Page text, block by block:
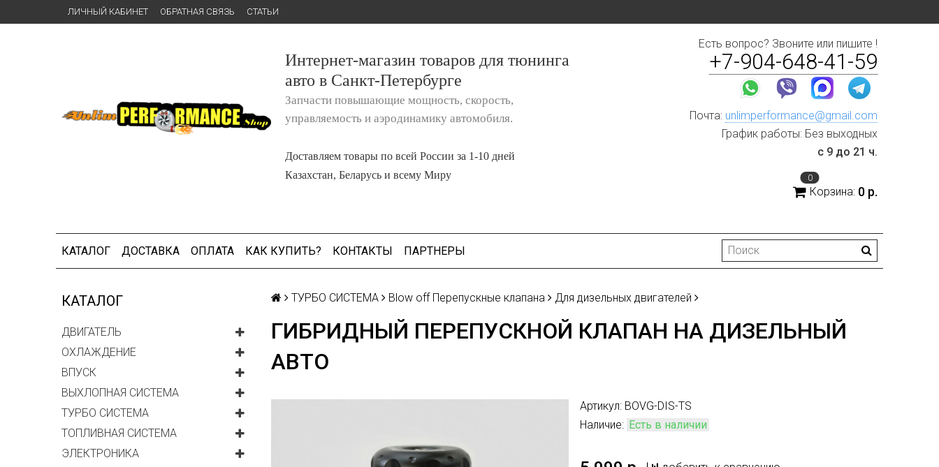
ЛИЧНЫЙ КАБИНЕТ ОБРАТНАЯ СВЯЗЬ СТАТЬИ
Интернет-магазин товаров для тюнинга
авто в Санкт-Петербурге
Запчасти повышающие мощность, скорость,
управляемость и аэродинамику автомобиля.
Доставляем товары по всей России за 1-10 дней
Казахстан, Беларусь и всему Миру
Есть вопрос? Звоните или пишите !
+7-904-648-41-59
Почта: unlimperformance@gmail.com
График работы: Без выходных
с 9 до 21 ч.
0
Корзина: 0 р.
КАТАЛОГ ДОСТАВКА ОПЛАТА КАК КУПИТЬ? КОНТАКТЫ ПАРТНЕРЫ
КАТАЛОГ
ДВИГАТЕЛЬ
ОХЛАЖДЕНИЕ
ВПУСК
ВЫХЛОПНАЯ СИСТЕМА
ТУРБО СИСТЕМА
ТОПЛИВНАЯ СИСТЕМА
ЭЛЕКТРОНИКА
ТУРБО СИСТЕМА Blow off Перепускные клапана Для дизельных двигателей
ГИБРИДНЫЙ ПЕРЕПУСКНОЙ КЛАПАН НА ДИЗЕЛЬНЫЙ
АВТО
Артикул: BOVG-DIS-TS
Наличие: Есть в наличии